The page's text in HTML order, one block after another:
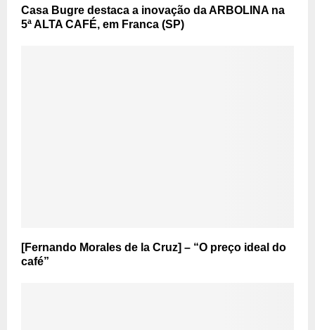
Casa Bugre destaca a inovação da ARBOLINA na
5ª ALTA CAFÉ, em Franca (SP)
[Fernando Morales de la Cruz] – “O preço ideal do
café”